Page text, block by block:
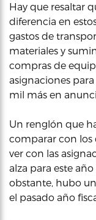
Hay que resaltar
diferencia en
gastos de
materiales y
compras de
asignaciones
mil más en
Un renglón que
comparar con los
ver con las
alza para este
obstante, hubo
el pasado año